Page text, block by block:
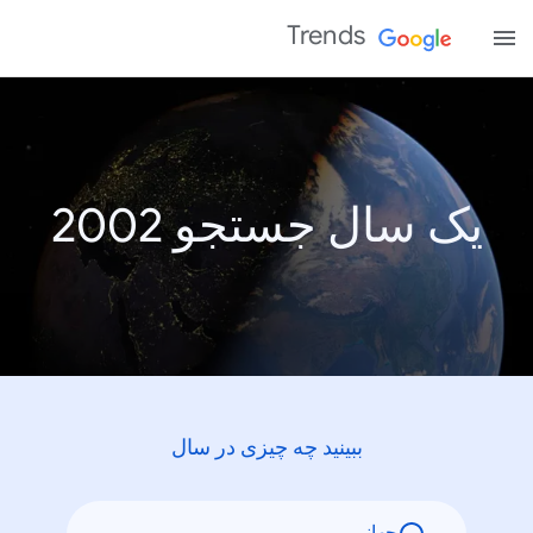
Trends
یک سال جستجو 2002
ببینید چه چیزی در سال